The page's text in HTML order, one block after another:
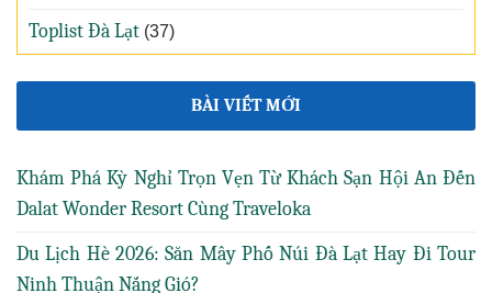
Toplist Đà Lạt (37)
BÀI VIẾT MỚI
Khám Phá Kỳ Nghỉ Trọn Vẹn Từ Khách Sạn Hội An Đến
Dalat Wonder Resort Cùng Traveloka
Du Lịch Hè 2026: Săn Mây Phố Núi Đà Lạt Hay Đi Tour
Ninh Thuận Nắng Gió?